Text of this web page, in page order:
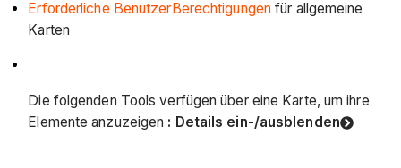
Erforderliche BenutzerBerechtigungen für allgemeine
Karten
Die folgenden Tools verfügen über eine Karte, um ihre
Elemente anzuzeigen : Details ein-/ausblenden